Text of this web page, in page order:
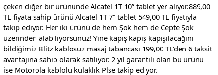
çeken diğer bir ürününde Alcatel 1T 10” tablet yer alıyor.889,00
TL fiyata sahip ürünü Alcatel 1T 7” tablet 549,00 TL fiyatıyla
takip ediyor. Her iki ürünü de hem Şok hem de Cepte Şok
üzerinden alabiliyorsunuz! Yine kapış kapış kapışılacağını
bildiğimiz Blitz kablosuz masaj tabancası 199,00 TL’den 6 taksit
avantajına sahip olarak satılıyor. 2 yıl garantili olan bu ürünü
ise Motorola kablolu kulaklık Plse takip ediyor.